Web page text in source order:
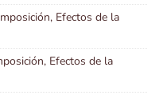
Efectos de la
Efectos de la